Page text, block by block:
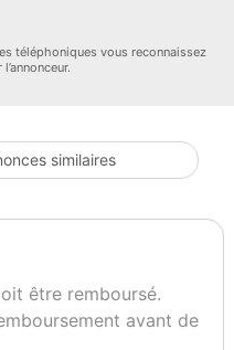
à L'île de la RÉUNION
téléphoniques vous reconnaissez
similaires
être remboursé.
avant de